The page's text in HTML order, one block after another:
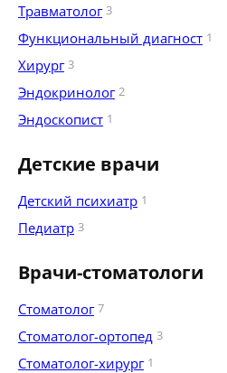
Травматолог 3
Функциональный диагност 1
Хирург 3
Эндокринолог 2
Эндоскопист 1
Детские врачи
Детский психиатр 1
Педиатр 3
Врачи-стоматологи
Стоматолог 7
Стоматолог-ортопед 3
Стоматолог-хирург 1